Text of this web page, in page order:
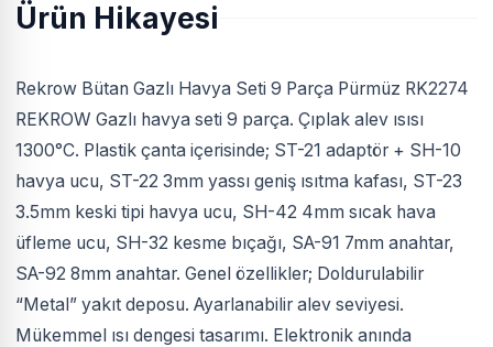
Ürün Hikayesi
Rekrow Bütan Gazlı Havya Seti 9 Parça Pürmüz RK2274
REKROW Gazlı havya seti 9 parça. Çıplak alev ısısı
1300°C. Plastik çanta içerisinde; ST-21 adaptör + SH-10
havya ucu, ST-22 3mm yassı geniş ısıtma kafası, ST-23
3.5mm keski tipi havya ucu, SH-42 4mm sıcak hava
üfleme ucu, SH-32 kesme bıçağı, SA-91 7mm anahtar,
SA-92 8mm anahtar. Genel özellikler; Doldurulabilir
“Metal” yakıt deposu. Ayarlanabilir alev seviyesi.
Mükemmel ısı dengesi tasarımı. Elektronik anında